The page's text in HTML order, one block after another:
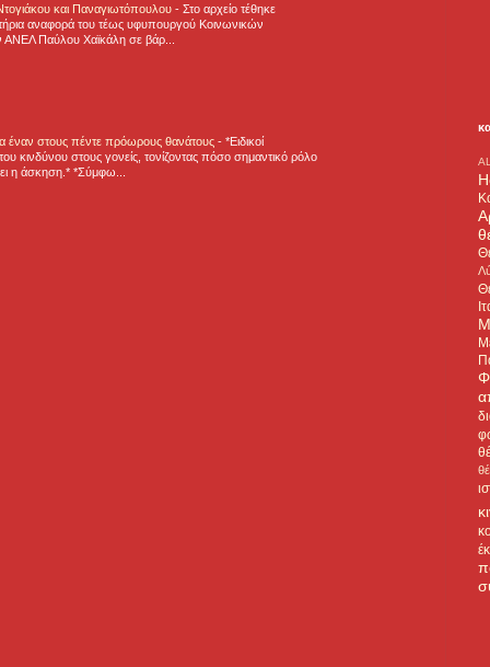
και Παναγιωτόπουλου - Στο αρχείο τέθηκε
αναφορά του τέως υφυπουργού Κοινωνικών
Παύλου Χαϊκάλη σε βάρ...
έναν στους πέντε πρόωρους θανάτους - *Ειδικοί
κινδύνου στους γονείς, τονίζοντας πόσο σημαντικό ρόλο
η άσκηση.* *Σύμφω...